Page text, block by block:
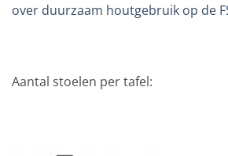
over duurzaam houtgebruik op de
Aantal stoelen per tafel: